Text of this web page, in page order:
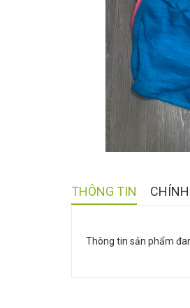
THÔNG TIN
Thông tin sản phẩm